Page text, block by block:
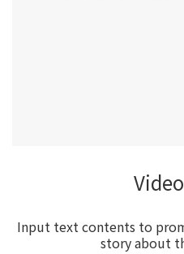
Input text contents to
story about